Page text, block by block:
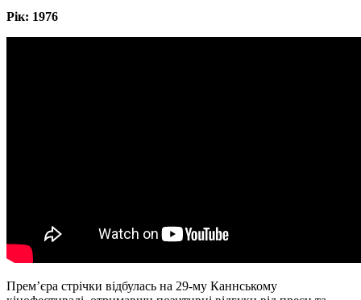
Рік: 1976
Прем’єра стрічки відбулась на 29-му Каннському